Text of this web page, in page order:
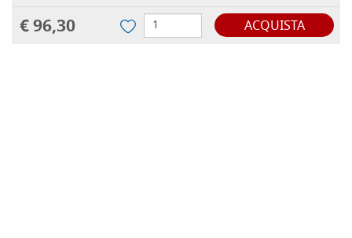
€ 96,30 ACQUISTA